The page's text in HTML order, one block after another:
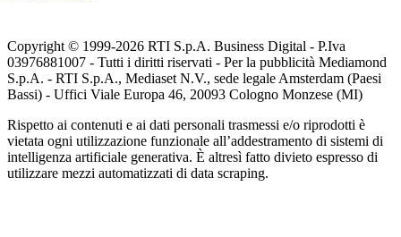
Copyright © 1999-2026 RTI S.p.A. Business Digital - P.Iva
03976881007 - Tutti i diritti riservati - Per la pubblicità Mediamond
S.p.A. - RTI S.p.A., Mediaset N.V., sede legale Amsterdam (Paesi
Bassi) - Uffici Viale Europa 46, 20093 Cologno Monzese (MI)
Rispetto ai contenuti e ai dati personali trasmessi e/o riprodotti è
vietata ogni utilizzazione funzionale all’addestramento di sistemi di
intelligenza artificiale generativa. È altresì fatto divieto espresso di
utilizzare mezzi automatizzati di data scraping.